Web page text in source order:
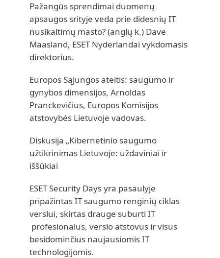
Pažangūs sprendimai duomenų
apsaugos srityje veda prie didesnių IT
nusikaltimų masto? (anglų k.) Dave
Maasland, ESET Nyderlandai vykdomasis
direktorius.
Europos Sąjungos ateitis: saugumo ir
gynybos dimensijos, Arnoldas
Pranckevičius, Europos Komisijos
atstovybės Lietuvoje vadovas.
Diskusija „Kibernetinio saugumo
užtikrinimas Lietuvoje: uždaviniai ir
iššūkiai
ESET Security Days yra pasaulyje
pripažintas IT saugumo renginių ciklas
verslui, skirtas drauge suburti IT
profesionalus, verslo atstovus ir visus
besidominčius naujausiomis IT
technologijomis.